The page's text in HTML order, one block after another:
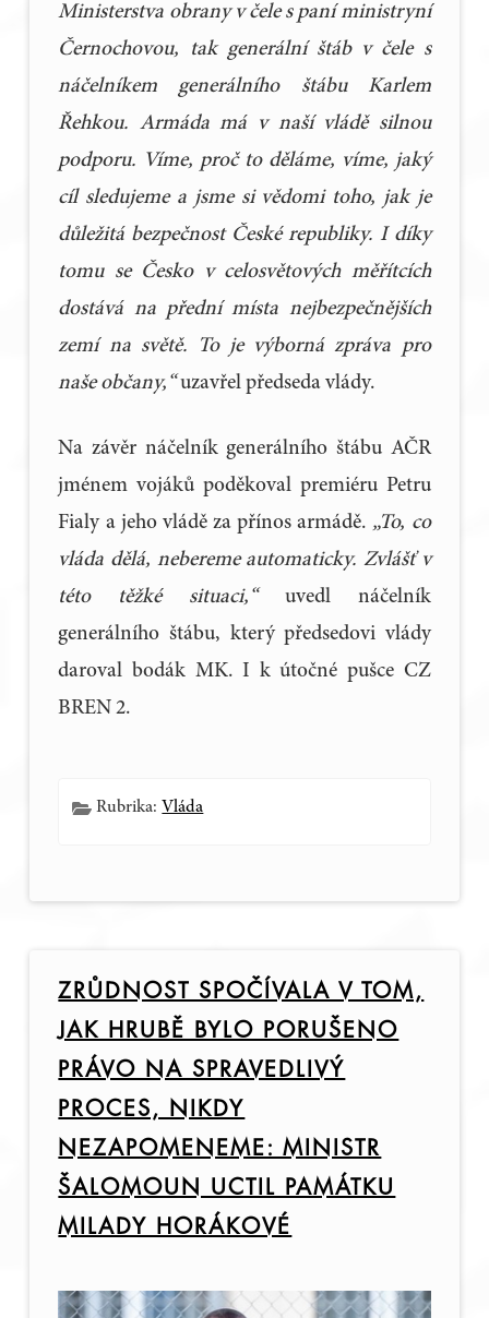
Ministerstva obrany v čele s paní ministryní
Černochovou, tak generální štáb v čele s
náčelníkem generálního štábu Karlem
Řehkou. Armáda má v naší vládě silnou
podporu. Víme, proč to děláme, víme, jaký
cíl sledujeme a jsme si vědomi toho, jak je
důležitá bezpečnost České republiky. I díky
tomu se Česko v celosvětových měřítcích
dostává na přední místa nejbezpečnějších
zemí na světě. To je výborná zpráva pro
naše občany,“uzavřel předseda vlády.
Na závěr náčelník generálního štábu AČR
jménem vojáků poděkoval premiéru Petru
Fialy a jeho vládě za přínos armádě. „To, co
vláda dělá, nebereme automaticky. Zvlášť v
této těžké situaci,“uvedl náčelník
generálního štábu, který předsedovi vlády
daroval bodák MK. I k útočné pušce CZ
BREN 2.
Rubrika: Vláda
ZRŮDNOST SPOČÍVALA V TOM,
JAK HRUBĚ BYLO PORUŠENO
PRÁVO NA SPRAVEDLIVÝ
PROCES, NIKDY
NEZAPOMENEME: MINISTR
ŠALOMOUN UCTIL PAMÁTKU
MILADY HORÁKOVÉ